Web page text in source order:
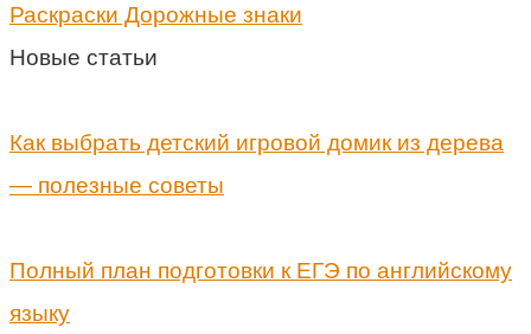
Раскраски Дорожные знаки
Новые статьи
Как выбрать детский игровой домик из дерева
— полезные советы
Полный план подготовки к ЕГЭ по английскому
языку